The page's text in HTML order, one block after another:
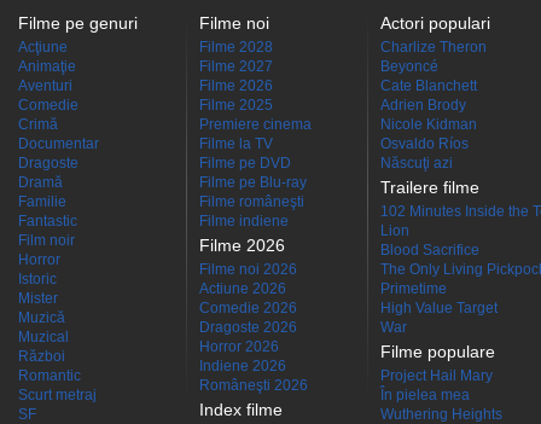
Filme pe genuri
Acţiune
Animaţie
Aventuri
Comedie
Crimă
Documentar
Dragoste
Dramă
Familie
Fantastic
Film noir
Horror
Istoric
Mister
Muzică
Muzical
Război
Romantic
Scurt metraj
SF
Filme noi
Filme 2028
Filme 2027
Filme 2026
Filme 2025
Premiere cinema
Filme la TV
Filme pe DVD
Filme pe Blu-ray
Filme româneşti
Filme indiene
Filme 2026
Filme noi 2026
Actiune 2026
Comedie 2026
Dragoste 2026
Horror 2026
Indiene 2026
Româneşti 2026
Index filme
Actori populari
Charlize Theron
Beyoncé
Cate Blanchett
Adrien Brody
Nicole Kidman
Osvaldo Ríos
Născuţi azi
Trailere filme
102 Minutes Inside the
Lion
Blood Sacrifice
The Only Living
Primetime
High Value Target
War
Filme populare
Project Hail Mary
În pielea mea
Wuthering Heights